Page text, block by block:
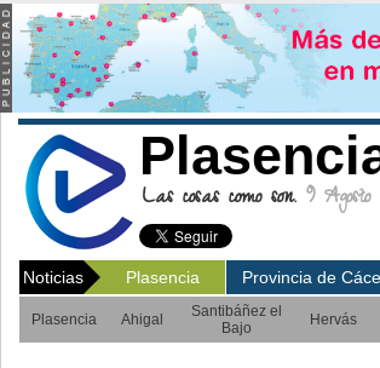
Las cosas como son. 9
Noticias Plasencia Provincia de
Plasencia Ahigal
Santibáñez el
Bajo
Hervás